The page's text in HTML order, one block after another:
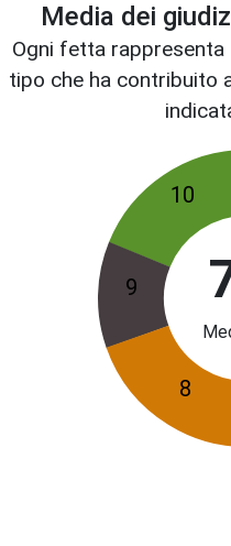
Media dei
Ogni fetta
tipo che ha contribuito
8
9
10